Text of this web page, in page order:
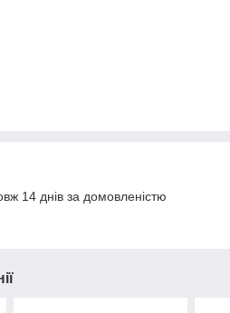
14 днів за домовленістю